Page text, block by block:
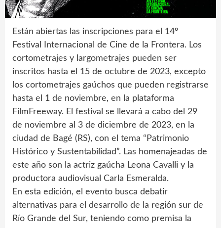
Están abiertas las inscripciones para el 14º
Festival Internacional de Cine de la Frontera. Los
cortometrajes y largometrajes pueden ser
inscritos hasta el 15 de octubre de 2023, excepto
los cortometrajes gaúchos que pueden registrarse
hasta el 1 de noviembre, en la plataforma
FilmFreeway. El festival se llevará a cabo del 29
de noviembre al 3 de diciembre de 2023, en la
ciudad de Bagé (RS), con el tema “Patrimonio
Histórico y Sustentabilidad”. Las homenajeadas de
este año son la actriz gaúcha Leona Cavalli y la
productora audiovisual Carla Esmeralda.
En esta edición, el evento busca debatir
alternativas para el desarrollo de la región sur de
Río Grande del Sur, teniendo como premisa la